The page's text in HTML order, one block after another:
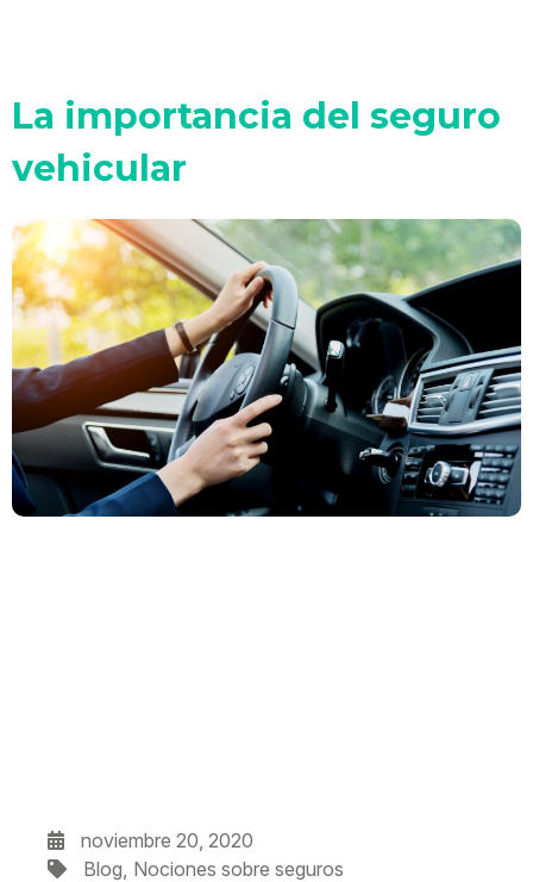
La importancia del seguro
vehicular
noviembre 20, 2020
Blog Nociones sobre seguros